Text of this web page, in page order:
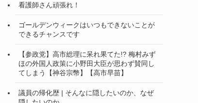
看護師さん頑張れ！
ゴールデンウィークはいつもできないことが
できるチャンスです
【参政党】高市総理に呆れ果てた!? 梅村みず
ほの外国人政策に小野田大臣が思わず賛同し
てしまう【神谷宗幣】【高市早苗】
議員の帰化歴 | そんなに隠したいのか、なぜ